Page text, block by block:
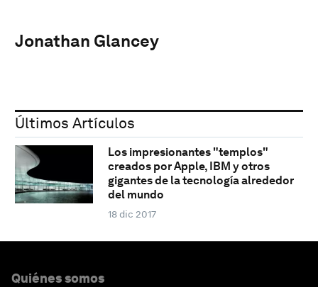
Jonathan Glancey
Últimos Artículos
Los impresionantes "templos"
creados por Apple, IBM y otros
gigantes de la tecnología alrededor
del mundo
18 dic 2017
Quiénes somos